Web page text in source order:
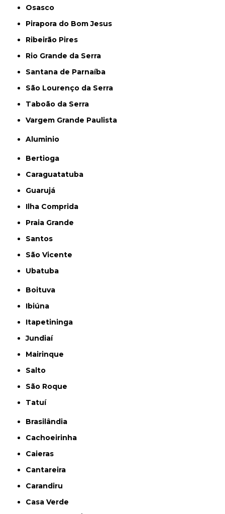
Osasco
Pirapora do Bom Jesus
Ribeirão Pires
Rio Grande da Serra
Santana de Parnaíba
São Lourenço da Serra
Taboão da Serra
Vargem Grande Paulista
Aluminio
Bertioga
Caraguatatuba
Guarujá
Ilha Comprida
Praia Grande
Santos
São Vicente
Ubatuba
Boituva
Ibiúna
Itapetininga
Jundiaí
Mairinque
Salto
São Roque
Tatuí
Brasilândia
Cachoeirinha
Caieras
Cantareira
Carandiru
Casa Verde